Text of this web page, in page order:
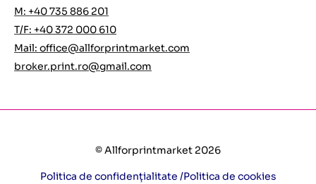
M: +40 735 886 201
T/F: +40 372 000 610
Mail: office@allforprintmarket.com
broker.print.ro@gmail.com
© Allforprintmarket 2026
Politica de confidențialitate /Politica de cookies